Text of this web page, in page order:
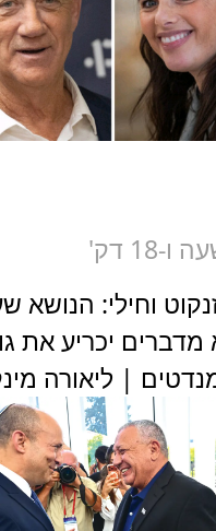
ו-18 דק'
וחילי: הנושא
יכריע את